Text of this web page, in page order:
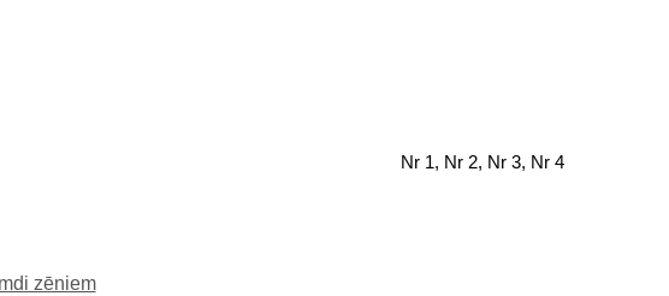
Nr 1, Nr 2, Nr 3, Nr 4
zēniem